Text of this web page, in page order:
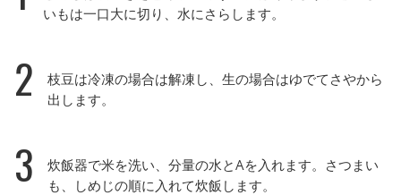
いもは一口大に切り、水にさらします。
2
枝豆は冷凍の場合は解凍し、生の場合はゆでてさやから
出します。
3
炊飯器で米を洗い、分量の水とAを入れます。さつまい
も、しめじの順に入れて炊飯します。